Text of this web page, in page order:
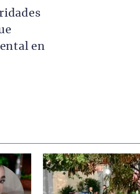
en
Contenido multimedia principal